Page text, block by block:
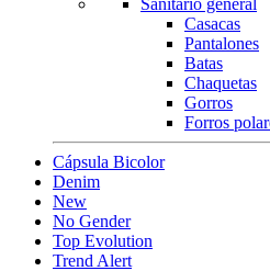
Casacas
Pantalones
Batas
Chaquetas
Gorros
Forros
Cápsula Bicolor
Denim
New
No Gender
Top Evolution
Trend Alert